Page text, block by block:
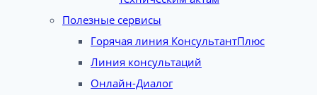
Полезные сервисы
Горячая линия КонсультантПлюс
Линия консультаций
Онлайн-Диалог